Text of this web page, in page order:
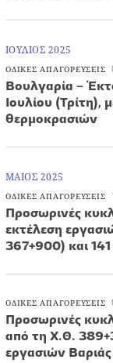
ΙΟΥΛΙΟΣ 2025
ΟΔΙΚΕΣ ΑΠΑΓΟΡΕΥΣΕΙΣ
Βουλγαρία –
Ιουλίου
θερμοκρασιών
ΜΑΙΟΣ 2025
ΟΔΙΚΕΣ ΑΠΑΓΟΡΕΥΣΕΙΣ
Προσωρινές
εκτέλεση
367+900) και
ΟΔΙΚΕΣ ΑΠΑΓΟΡΕΥΣΕΙΣ
Προσωρινές
από τη Χ.Θ.
εργασιών